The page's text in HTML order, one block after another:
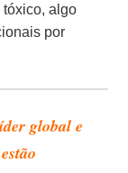
algo
por
global e